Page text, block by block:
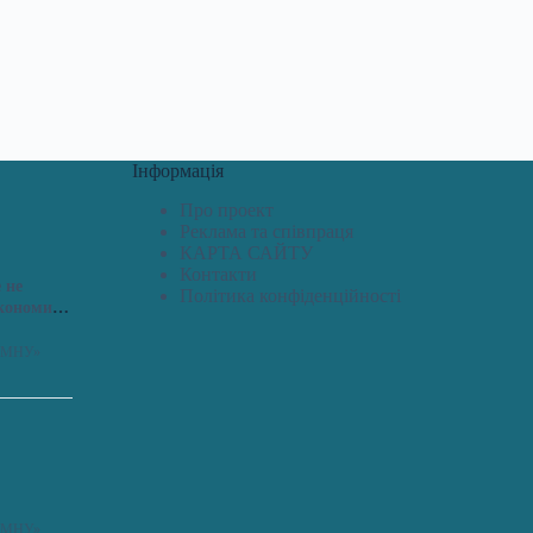
не
Інформація
Про проект
Реклама та співпраця
КАРТА САЙТУ
Контакти
Політика конфіденційності